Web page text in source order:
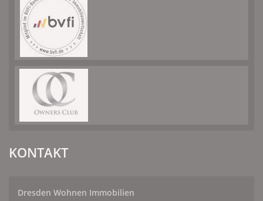
KONTAKT
Dresden Wohnen Immobilien